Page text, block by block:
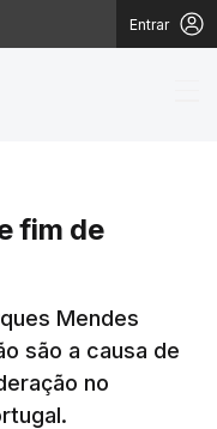
Entrar
fim de
Mendes
são a causa de
no